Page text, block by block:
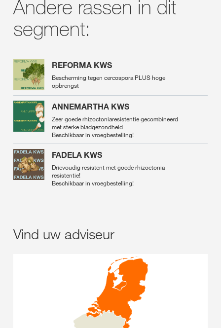
Andere rassen in dit
segment:
REFORMA KWS
Bescherming tegen cercospora PLUS hoge
opbrengst
ANNEMARTHA KWS
Zeer goede rhizoctoniaresistentie gecombineerd
met sterke bladgezondheid
Beschikbaar in vroegbestelling!
FADELA KWS
Drievoudig resistent met goede rhizoctonia
resistentie!
Beschikbaar in vroegbestelling!
Vind uw adviseur